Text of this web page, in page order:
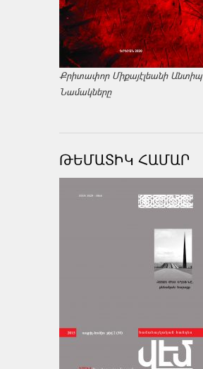
Քրիտափոր Միքայէլեանի Անտիպ
Նամակները
ԹԵՄԱՏԻԿ ՀԱՄԱՐ